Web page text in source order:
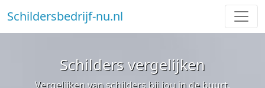
Schildersbedrijf-nu.nl
Schilders vergelijken
Vergelijken van schilders bij jou in de buurt.